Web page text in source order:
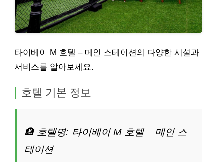
타이베이 M 호텔 – 메인 스테이션의 다양한 시설과
서비스를 알아보세요.
호텔 기본 정보
🏨 호텔명: 타이베이 M 호텔 – 메인 스
테이션